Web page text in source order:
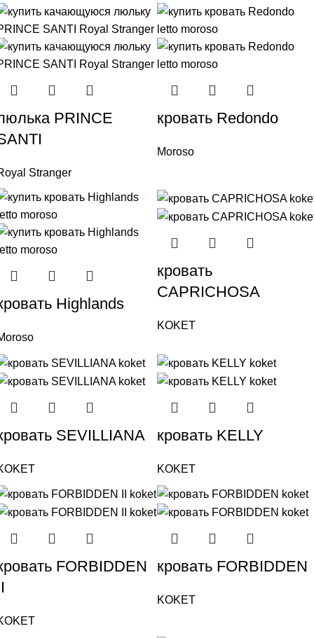
PRINCE
Stranger
кровать Redondo
Moroso
Highlands
кровать
CAPRICHOSA
KOKET
SEVILLIANA кровать KELLY
KOKET
FORBIDDEN
кровать FORBIDDEN
KOKET